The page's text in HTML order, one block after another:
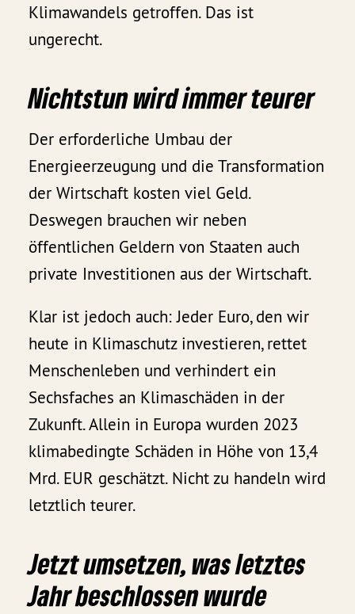
Klimawandels getroffen. Das ist
ungerecht.
Nichtstun wird immer teurer
Der erforderliche Umbau der
Energieerzeugung und die Transformation
der Wirtschaft kosten viel Geld.
Deswegen brauchen wir neben
öffentlichen Geldern von Staaten auch
private Investitionen aus der Wirtschaft.
Klar ist jedoch auch: Jeder Euro, den wir
heute in Klimaschutz investieren, rettet
Menschenleben und verhindert ein
Sechsfaches an Klimaschäden in der
Zukunft. Allein in Europa wurden 2023
klimabedingte Schäden in Höhe von 13,4
Mrd. EUR geschätzt. Nicht zu handeln wird
letztlich teurer.
Jetzt umsetzen, was letztes
Jahr beschlossen wurde